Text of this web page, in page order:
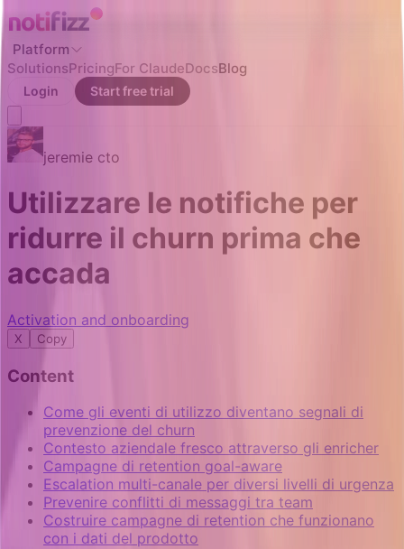
Platform
SolutionsPricingFor ClaudeDocsBlog
Login Start free trial
jeremie cto
Utilizzare le notifiche per
ridurre il churn prima che
accada
Activation and onboarding
X Copy
Content
Come gli eventi di utilizzo diventano segnali di
prevenzione del churn
Contesto aziendale fresco attraverso gli enricher
Campagne di retention goal-aware
Escalation multi-canale per diversi livelli di urgenza
Prevenire conflitti di messaggi tra team
Costruire campagne di retention che funzionano
con i dati del prodotto